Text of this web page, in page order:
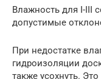
Влажность для I-III
допустимые
При недостатке
гидроизоляции
также усохнуть.